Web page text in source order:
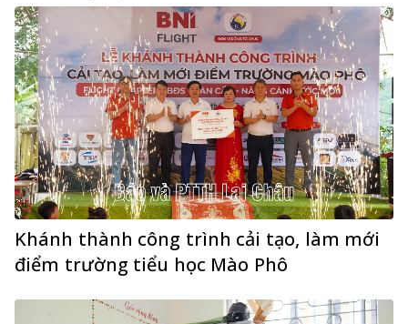
Khánh thành công trình cải tạo, làm mới
điểm trường tiểu học Mào Phô